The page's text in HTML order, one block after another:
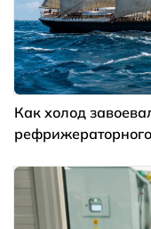
Как холод